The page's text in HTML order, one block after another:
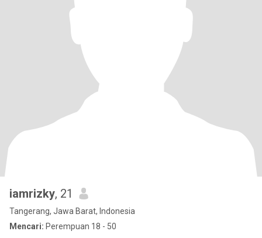
iamrizky, 21
Tangerang, Jawa Barat, Indonesia
Mencari: Perempuan 18 - 50